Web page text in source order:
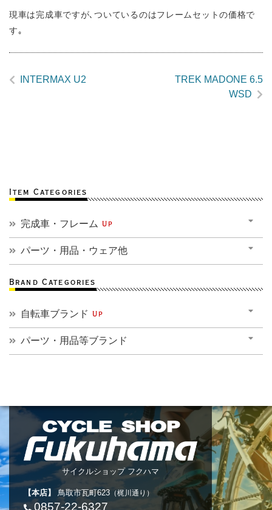
現車は完成車ですが､ついているのはフレームセットの価格で
す｡
INTERMAX U2
TREK MADONE 6.5
WSD
Item Categories
完成車・フレーム Up
パーツ・用品・ウェア他
Brand Categories
自転車ブランド Up
パーツ・用品等ブランド
サイクルショップ フクハマ
【本店】 鳥取市瓦町623 （梶川通り）
0857-22-6327